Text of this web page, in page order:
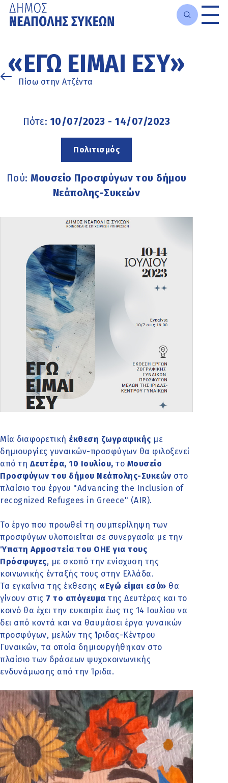
κυρίως
περιεχόμενο
«ΕΓΏ ΕΊΜΑΙ ΕΣΎ»
Πίσω στην Ατζέντα
Πότε: 10/07/2023 - 14/07/2023
Πολιτισμός
Πού:Μουσείο Προσφύγων του δήμου
Νεάπολης-Συκεών
Μία διαφορετική έκθεση ζωγραφικής με
δημιουργίες γυναικών-προσφύγων θα φιλοξενεί
από τη Δευτέρα, 10 Ιουλίου, το Μουσείο
Προσφύγων του δήμου Νεάπολης-Συκεών στο
πλαίσιο του έργου "Advancing the Inclusion of
recognized Refugees in Greece" (AIR).
Το έργο που προωθεί τη συμπερίληψη των
προσφύγων υλοποιείται σε συνεργασία με την
Ύπατη Αρμοστεία του ΟΗΕ για τους
Πρόσφυγες, με σκοπό την ενίσχυση της
κοινωνικής ένταξής τους στην Ελλάδα.
Τα εγκαίνια της έκθεσης «Εγώ είμαι εσύ» θα
γίνουν στις 7 το απόγευμα της Δευτέρας και το
κοινό θα έχει την ευκαιρία έως τις 14 Ιουλίου να
δει από κοντά και να θαυμάσει έργα γυναικών
προσφύγων, μελών της Ίριδας-Κέντρου
Γυναικών, τα οποία δημιουργήθηκαν στο
πλαίσιο των δράσεων ψυχοκοινωνικής
ενδυνάμωσης από την Ίριδα.